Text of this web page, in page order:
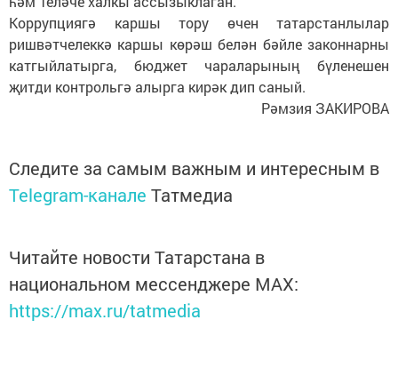
Коррупциягә каршы тору өчен татарстанлылар
ришвәтчелеккә каршы көрәш белән бәйле законнарны
катгыйлатырга, бюджет чараларының бүленешен
җитди контрольгә алырга кирәк дип саный.
Рәмзия ЗАКИРОВА
Следите за самым важным и интересным в
Telegram-канале Татмедиа
Читайте новости Татарстана в
национальном мессенджере MАХ:
https://max.ru/tatmedia